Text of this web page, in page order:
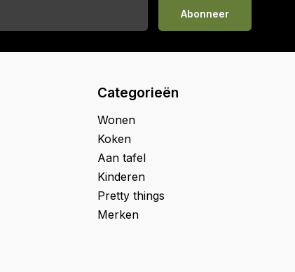
Abonneer
Categorieën
Wonen
Koken
Aan tafel
Kinderen
Pretty things
Merken